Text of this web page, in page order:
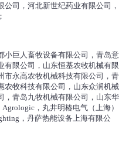
司，河北新世纪药业有限公司，
小巨人畜牧设备有限公司，青岛意
有限公司，山东恒基农牧机械有限
市永高农牧机械科技有限公司，青
农牧科技有限公司，山东众润机械
，青岛九牧机械有限公司，山东华
，丸井明椿电气（上海）
，丹萨热能设备上海有限公